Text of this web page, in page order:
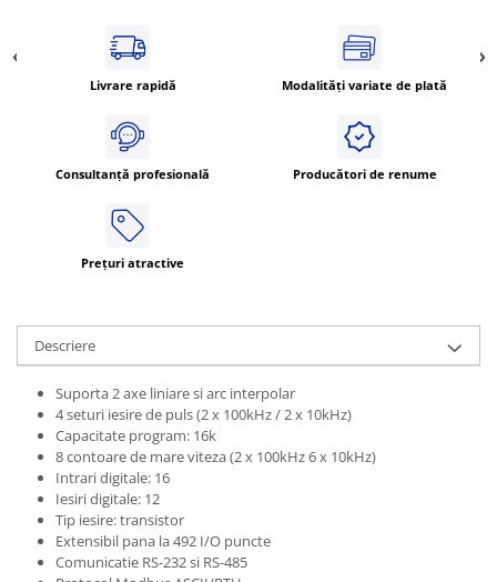
Livrare rapidă Modalități variate de plată
Consultanță profesională Producători de renume
Prețuri atractive
Descriere
Suporta 2 axe liniare si arc interpolar
4 seturi iesire de puls (2 x 100kHz / 2 x 10kHz)
Capacitate program: 16k
8 contoare de mare viteza (2 x 100kHz 6 x 10kHz)
Intrari digitale: 16
Iesiri digitale: 12
Tip iesire: transistor
Extensibil pana la 492 I/O puncte
Comunicatie RS-232 si RS-485